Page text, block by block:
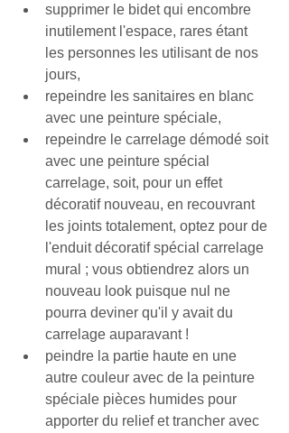
supprimer le bidet qui encombre
inutilement l'espace, rares étant
les personnes les utilisant de nos
jours,
repeindre les sanitaires en blanc
avec une peinture spéciale,
repeindre le carrelage démodé soit
avec une peinture spécial
carrelage, soit, pour un effet
décoratif nouveau, en recouvrant
les joints totalement, optez pour de
l'enduit décoratif spécial carrelage
mural ; vous obtiendrez alors un
nouveau look puisque nul ne
pourra deviner qu'il y avait du
carrelage auparavant !
peindre la partie haute en une
autre couleur avec de la peinture
spéciale pièces humides pour
apporter du relief et trancher avec